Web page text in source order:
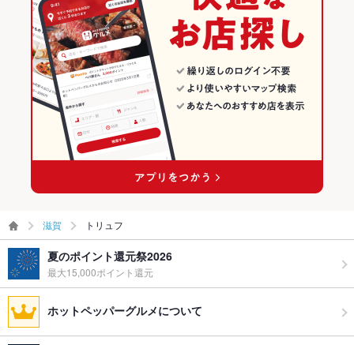
滋賀 トリュフ
夏のポイント還元祭2026
最大15,000ポイント還元
ホットペッパーグルメについて